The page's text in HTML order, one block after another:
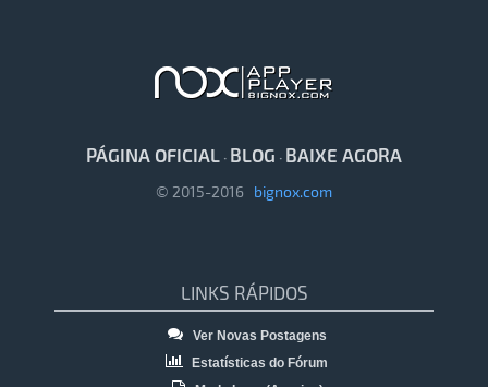
PÁGINA OFICIAL · BLOG · BAIXE AGORA
© 2015-2016 bignox.com
LINKS RÁPIDOS
Ver Novas Postagens
Estatísticas do Fórum